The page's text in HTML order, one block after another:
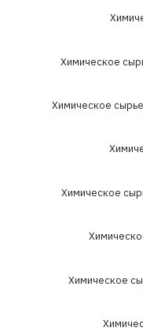
Химическое
Химическое
Химическое
Химическое